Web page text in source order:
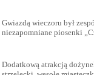
Gwiazdą wieczoru był
niezapomniane piosenki
Dodatkową atrakcją